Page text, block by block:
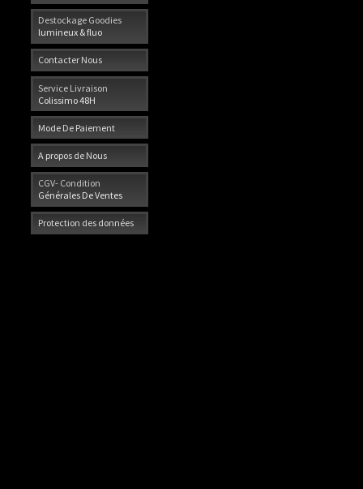
Destockage Goodies
lumineux & fluo
Contacter Nous
Service Livraison
Colissimo 48H
Mode De Paiement
A propos de Nous
CGV- Condition
Générales De Ventes
Protection des données